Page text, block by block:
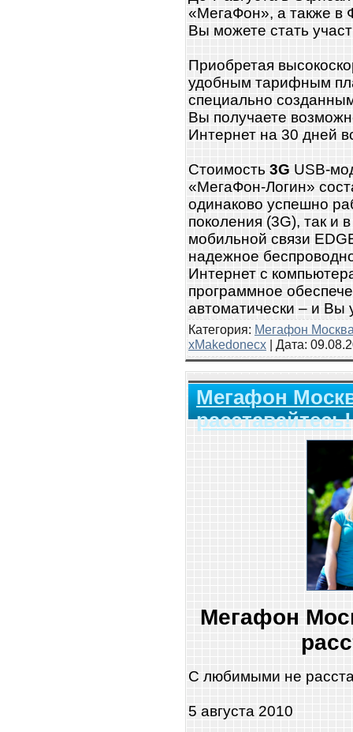
«МегаФон», а также в
Вы можете стать
Приобретая
удобным тарифным
специально
Вы получаете
Интернет на 30 дней
Стоимость 3G USB-
«МегаФон-Логин»
одинаково успешно
поколения (3G), так и
мобильной связи
надежное
Интернет с
программное
автоматически – и
Категория: Мегафон
xMakedonecx | Дата:
Мегафон
расставайтесь!
Мегафон
С любимыми не
5 августа 2010